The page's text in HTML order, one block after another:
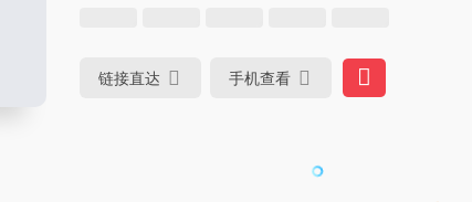
链接直达 手机查看